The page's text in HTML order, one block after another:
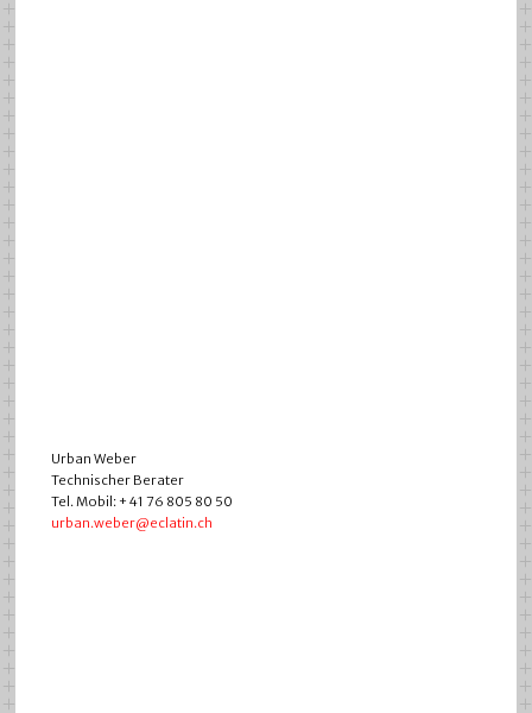
Urban Weber
Technischer Berater
Tel. Mobil: + 41 76 805 80 50
urban.weber@eclatin.ch